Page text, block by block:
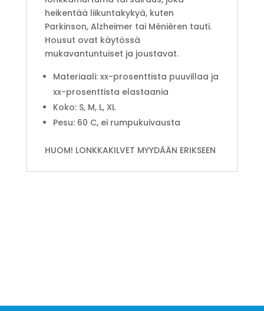
heikentää liikuntakykyä, kuten
Parkinson, Alzheimer tai Ménièren tauti.
Housut ovat käytössä
mukavantuntuiset ja joustavat.
Materiaali: xx-prosenttista puuvillaa ja
xx-prosenttista elastaania
Koko: S, M, L, XL
Pesu: 60 C, ei rumpukuivausta
HUOM! LONKKAKILVET MYYDÄÄN ERIKSEEN